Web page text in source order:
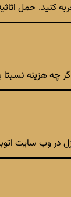
کنید. حمل
هزینه نسبتا
در وب سایت